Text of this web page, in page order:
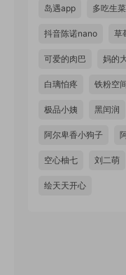
岛遇app 多吃生菜
抖音陈诺nano 草
可爱的肉巴 妈的
白璃怕疼 铁粉空
极品小姨 黑闰润
阿尔卑香小狗子
空心柚七 刘二萌
绘天天开心